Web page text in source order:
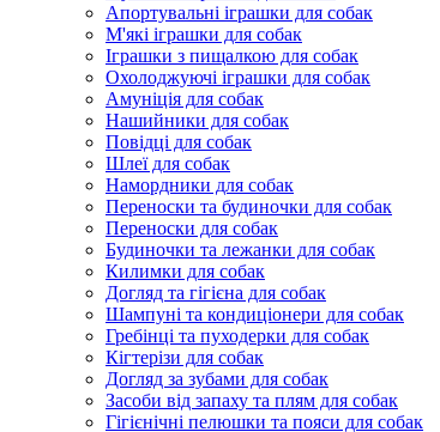
Апортувальні іграшки для собак
М'які іграшки для собак
Іграшки з пищалкою для собак
Охолоджуючі іграшки для собак
Амуніція для собак
Нашийники для собак
Повідці для собак
Шлеї для собак
Намордники для собак
Переноски та будиночки для собак
Переноски для собак
Будиночки та лежанки для собак
Килимки для собак
Догляд та гігієна для собак
Шампуні та кондиціонери для собак
Гребінці та пуходерки для собак
Кігтерізи для собак
Догляд за зубами для собак
Засоби від запаху та плям для собак
Гігієнічні пелюшки та пояси для собак